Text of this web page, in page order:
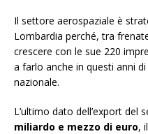
Il settore aerospaziale è
Lombardia perché, tra
crescere con le sue 220
a farlo anche in questi anni
nazionale.
L’ultimo dato dell’export del
miliardo e mezzo di euro, il